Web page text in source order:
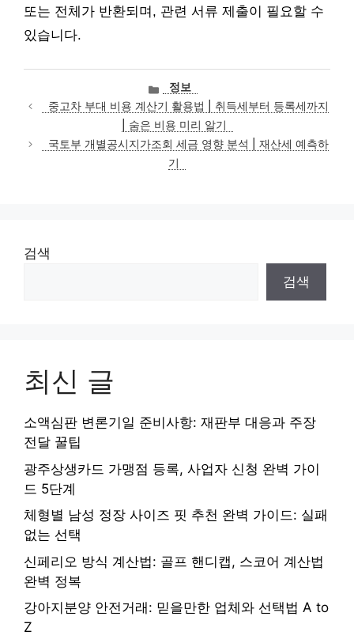
또는 전체가 반환되며, 관련 서류 제출이 필요할 수
있습니다.
카
테
고
리
정보
중고차 부대 비용 계산기 활용법 | 취득세부터 등록세까지
| 숨은 비용 미리 알기
국토부 개별공시지가조회 세금 영향 분석 | 재산세 예측하
기
검색
검색
최신 글
소액심판 변론기일 준비사항: 재판부 대응과 주장
전달 꿀팁
광주상생카드 가맹점 등록, 사업자 신청 완벽 가이
드 5단계
체형별 남성 정장 사이즈 핏 추천 완벽 가이드: 실패
없는 선택
신페리오 방식 계산법: 골프 핸디캡, 스코어 계산법
완벽 정복
강아지분양 안전거래: 믿을만한 업체와 선택법 A to
Z